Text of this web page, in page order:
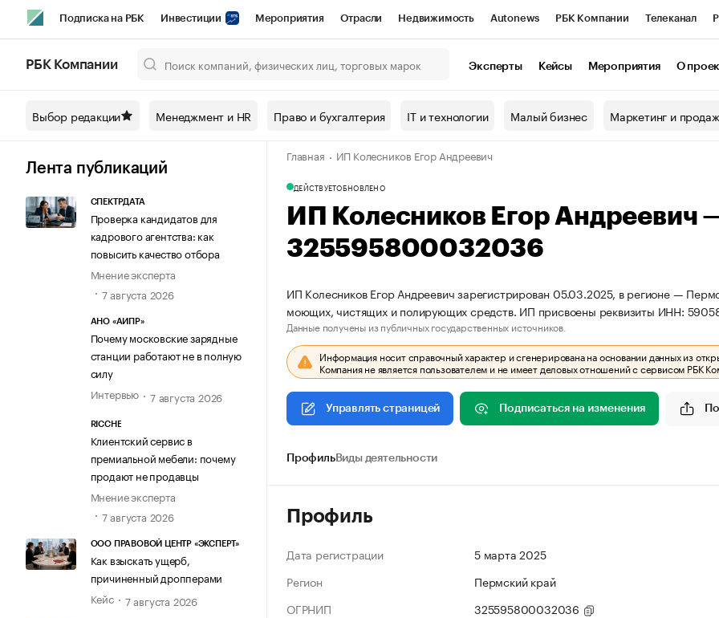
Подписка на РБК Инвестиции Мероприятия Отрасли Недвижимость Autonews РБК Компании Телеканал
Спецпроекты СПб Конференции СПб Спецпроекты Проверка контрагентов
Технологии и медиа Рынок наличной валюты
РБК Компании Эксперты Кейсы Мероприятия О
Выбор редакции Менеджмент и HR Право и бухгалтерия IT и технологии Малый бизнес Маркетинг и
Лента публикаций
СПЕКТРДАТА
Проверка кандидатов для
кадрового агентства: как
повысить качество отбора
Мнение эксперта
7 августа 2026
АНО «АИПР»
Почему московские зарядные
станции работают не в полную
силу
Интервью
7 августа 2026
RICCHE
Клиентский сервис в
премиальной мебели: почему
продают не продавцы
Мнение эксперта
7 августа 2026
ООО ПРАВОВОЙ ЦЕНТР «ЭКСПЕРТ»
Как взыскать ущерб,
причиненный дропперами
Кейс
7 августа 2026
Главная ИП Колесников Егор Андреевич
ДЕЙСТВУЕТОБНОВЛЕНО
ИП Колесников Егор
325595800032036
ИП Колесников Егор Андреевич зарегистрирован 05.03.2025, в регионе —
моющих, чистящих и полирующих средств. ИП присвоены реквизиты ИНН:
Данные получены из публичных государственных источников.
Информация носит справочный характер и сгенерирована на основании данных из
Компания не является пользователем и не имеет деловых отношений с сервисом РБК
Управлять страницей Подписаться на изменения
ПрофильВиды деятельности
Профиль
Дата регистрации
5 марта 2025
Регион
Пермский край
ОГРНИП
325595800032036